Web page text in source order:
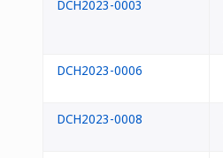
DCH2023-0003
DCH2023-0006
DCH2023-0008